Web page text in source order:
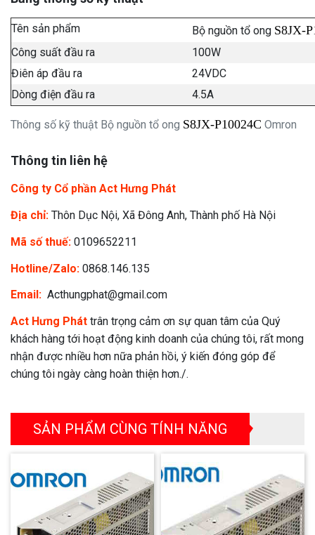
Thông số kỹ thuật Bộ nguồn tổ ong S8JX-P10024C Omron
Tên sản phẩm Bộ nguồn tổ ong S8JX-
Công suất đầu ra
100W
Điên áp đầu ra
24VDC
Dòng điện đầu ra
4.5A
Thông tin liên hệ
Công ty Cổ phần Act Hưng Phát
Địa chỉ: Thôn Dục Nội, Xã Đông Anh, Thành phố Hà Nội
Mã số thuế: 0109652211
Hotline/Zalo: 0868.146.135
Email: Acthungphat@gmail.com
Act Hưng Phát trân trọng cảm ơn sự quan tâm của Quý
khách hàng tới hoạt động kinh doanh của chúng tôi, rất mong
nhận được nhiều hơn nữa phản hồi, ý kiến đóng góp để
chúng tôi ngày càng hoàn thiện hơn./.
SẢN PHẨM CÙNG TÍNH NĂNG